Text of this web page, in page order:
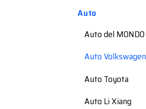
Auto
Auto del MONDO
Auto Volkswagen
Auto Toyota
Auto Li Xiang